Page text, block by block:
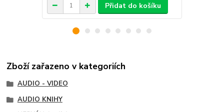
Přidat do košíku
Zboží zařazeno v kategoriích
AUDIO - VIDEO
AUDIO KNIHY